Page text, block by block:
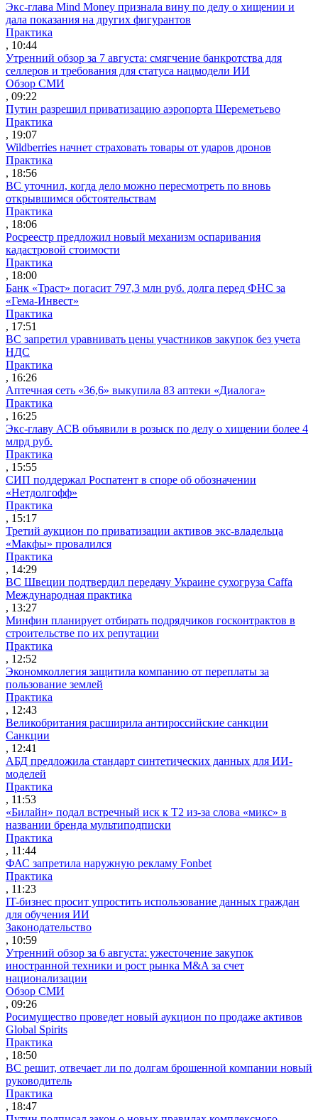
Экс-глава Mind Money признала вину по делу о хищении и
дала показания на других фигурантов
Практика
, 10:44
Утренний обзор за 7 августа: смягчение банкротства для
селлеров и требования для статуса нацмодели ИИ
Обзор СМИ
, 09:22
Путин разрешил приватизацию аэропорта Шереметьево
Практика
, 19:07
Wildberries начнет страховать товары от ударов дронов
Практика
, 18:56
ВС уточнил, когда дело можно пересмотреть по вновь
открывшимся обстоятельствам
Практика
, 18:06
Росреестр предложил новый механизм оспаривания
кадастровой стоимости
Практика
, 18:00
Банк «Траст» погасит 797,3 млн руб. долга перед ФНС за
«Гема-Инвест»
Практика
, 17:51
ВС запретил уравнивать цены участников закупок без учета
НДС
Практика
, 16:26
Аптечная сеть «36,6» выкупила 83 аптеки «Диалога»
Практика
, 16:25
Экс-главу АСВ объявили в розыск по делу о хищении более 4
млрд руб.
Практика
, 15:55
СИП поддержал Роспатент в споре об обозначении
«Нетдолгофф»
Практика
, 15:17
Третий аукцион по приватизации активов экс-владельца
«Макфы» провалился
Практика
, 14:29
ВС Швеции подтвердил передачу Украине сухогруза Caffa
Международная практика
, 13:27
Минфин планирует отбирать подрядчиков госконтрактов в
строительстве по их репутации
Практика
, 12:52
Экономколлегия защитила компанию от переплаты за
пользование землей
Практика
, 12:43
Великобритания расширила антироссийские санкции
Санкции
, 12:41
АБД предложила стандарт синтетических данных для ИИ-
моделей
Практика
, 11:53
«Билайн» подал встречный иск к Т2 из-за слова «микс» в
названии бренда мультиподписки
Практика
, 11:44
ФАС запретила наружную рекламу Fonbet
Практика
, 11:23
IT-бизнес просит упростить использование данных граждан
для обучения ИИ
Законодательство
, 10:59
Утренний обзор за 6 августа: ужесточение закупок
иностранной техники и рост рынка M&A за счет
национализации
Обзор СМИ
, 09:26
Росимущество проведет новый аукцион по продаже активов
Global Spirits
Практика
, 18:50
ВС решит, отвечает ли по долгам брошенной компании новый
руководитель
Практика
, 18:47